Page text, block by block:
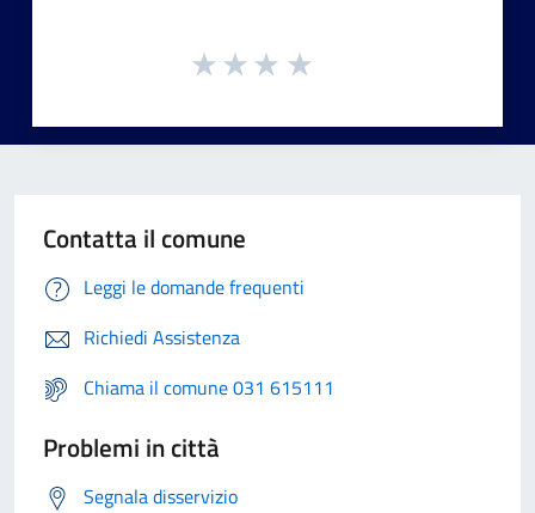
Contatta il comune
Leggi le domande frequenti
Richiedi Assistenza
Chiama il comune 031 615111
Problemi in città
Segnala disservizio